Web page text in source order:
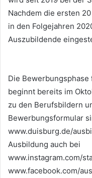
Nachdem die ersten
in den Folgejahren
Auszubildende
Die
beginnt bereits im
zu den Berufsbildern
Bewerbungsformular
www.duisburg.de/
Ausbildung auch bei
www.instagram.com/
www.facebook.com/